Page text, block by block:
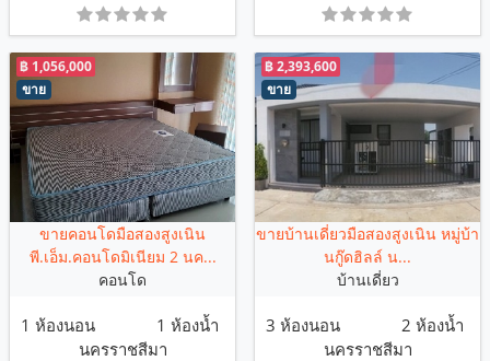
ขาย
฿ 1,056,000
ขายคอนโดมือสองสูงเนิน
พี.เอ็ม.คอนโดมิเนียม 2 นค...
คอนโด
1 ห้องนอน
1 ห้องน้ำ
นครราชสีมา
ขาย
฿ 2,393,600
ขายบ้านเดี่ยวมือสองสูงเนิน หมู่บ้า
นกู๊ดฮิลล์ น...
บ้านเดี่ยว
3 ห้องนอน
2 ห้องน้ำ
นครราชสีมา